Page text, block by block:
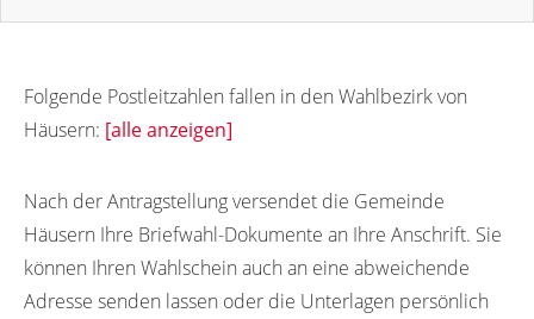
Folgende Postleitzahlen fallen in den Wahlbezirk von
Häusern: [alle anzeigen]
Nach der Antragstellung versendet die Gemeinde
Häusern Ihre Briefwahl-Dokumente an Ihre Anschrift. Sie
können Ihren Wahlschein auch an eine abweichende
Adresse senden lassen oder die Unterlagen persönlich